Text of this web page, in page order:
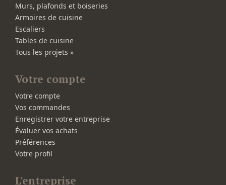
Murs, plafonds et boiseries
Armoires de cuisine
Escaliers
Tables de cuisine
Tous les projets »
Votre compte
Votre compte
Vos commandes
Enregistrer votre entreprise
Évaluer vos achats
Préférences
Votre profil
L'entreprise